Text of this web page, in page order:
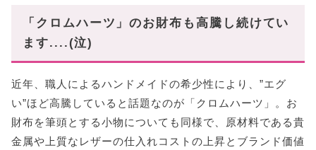
“後悔しない”中古「クロムハーツ」財布の選び
方
選び方①:状態が良いものを選ぶ!
ネットで中古の「クロムハーツ」財布を買う際の
注意点
おすすめの中古の「クロムハーツ」財布
「クロムハーツ」のお財布も高騰し続けてい
ます....(泣)
近年、職人によるハンドメイドの希少性により、”エグ
い”ほど高騰していると話題なのが「クロムハーツ」。お
財布を筆頭とする小物についても同様で、原材料である貴
金属や上質なレザーの仕入れコストの上昇とブランド価値